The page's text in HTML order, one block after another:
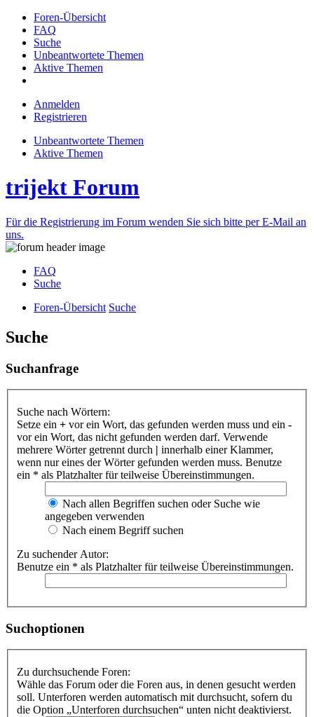
Foren-Übersicht
FAQ
Suche
Unbeantwortete Themen
Aktive Themen
Anmelden
Registrieren
Unbeantwortete Themen
Aktive Themen
trijekt Forum
Für die Registrierung im Forum wenden Sie sich bitte per E-Mail an
uns.
FAQ
Suche
Foren-Übersicht Suche
Suche
Suchanfrage
Suche nach Wörtern:
Setze ein + vor ein Wort, das gefunden werden muss und ein -
vor ein Wort, das nicht gefunden werden darf. Verwende
mehrere Wörter getrennt durch | innerhalb einer Klammer,
wenn nur eines der Wörter gefunden werden muss. Benutze
ein * als Platzhalter für teilweise Übereinstimmungen.
Nach allen Begriffen suchen oder Suche wie
angegeben verwenden
Nach einem Begriff suchen
Zu suchender Autor:
Benutze ein * als Platzhalter für teilweise Übereinstimmungen.
Suchoptionen
Zu durchsuchende Foren:
Wähle das Forum oder die Foren aus, in denen gesucht werden
soll. Unterforen werden automatisch mit durchsucht, sofern du
die Option „Unterforen durchsuchen“ unten nicht deaktivierst.